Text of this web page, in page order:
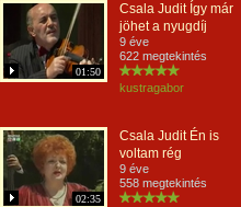
01:50
Csala Judit Így már
jöhet a nyugdíj
9 éve
622 megtekintés
kustragabor
02:35
Csala Judit Én is
voltam rég
9 éve
558 megtekintés